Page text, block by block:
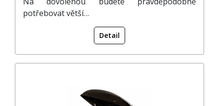
potřebovat větší…
Detail